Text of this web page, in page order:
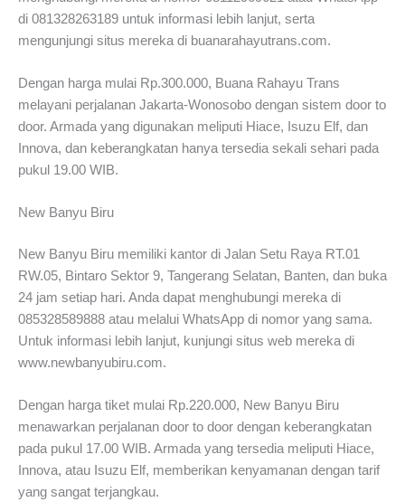
di 081328263189 untuk informasi lebih lanjut, serta
mengunjungi situs mereka di buanarahayutrans.com.
Dengan harga mulai Rp.300.000, Buana Rahayu Trans
melayani perjalanan Jakarta-Wonosobo dengan sistem door to
door. Armada yang digunakan meliputi Hiace, Isuzu Elf, dan
Innova, dan keberangkatan hanya tersedia sekali sehari pada
pukul 19.00 WIB.
New Banyu Biru
New Banyu Biru memiliki kantor di Jalan Setu Raya RT.01
RW.05, Bintaro Sektor 9, Tangerang Selatan, Banten, dan buka
24 jam setiap hari. Anda dapat menghubungi mereka di
085328589888 atau melalui WhatsApp di nomor yang sama.
Untuk informasi lebih lanjut, kunjungi situs web mereka di
www.newbanyubiru.com.
Dengan harga tiket mulai Rp.220.000, New Banyu Biru
menawarkan perjalanan door to door dengan keberangkatan
pada pukul 17.00 WIB. Armada yang tersedia meliputi Hiace,
Innova, atau Isuzu Elf, memberikan kenyamanan dengan tarif
yang sangat terjangkau.